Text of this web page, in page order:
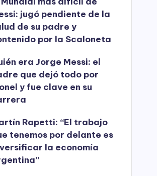
jugó pendiente de la
de su padre y
por la Scaloneta
era Jorge Messi: el
que dejó todo por
y fue clave en su
Rapetti: “El trabajo
tenemos por delante es
la economía